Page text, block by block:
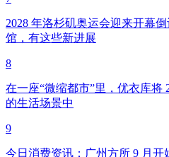
2028 年洛杉矶奥运会迎来开幕
馆，有这些新进展
8
在一座“微缩都市”里，优衣库将
的生活场景中
9
今日消费资讯：广州方所 9 月开